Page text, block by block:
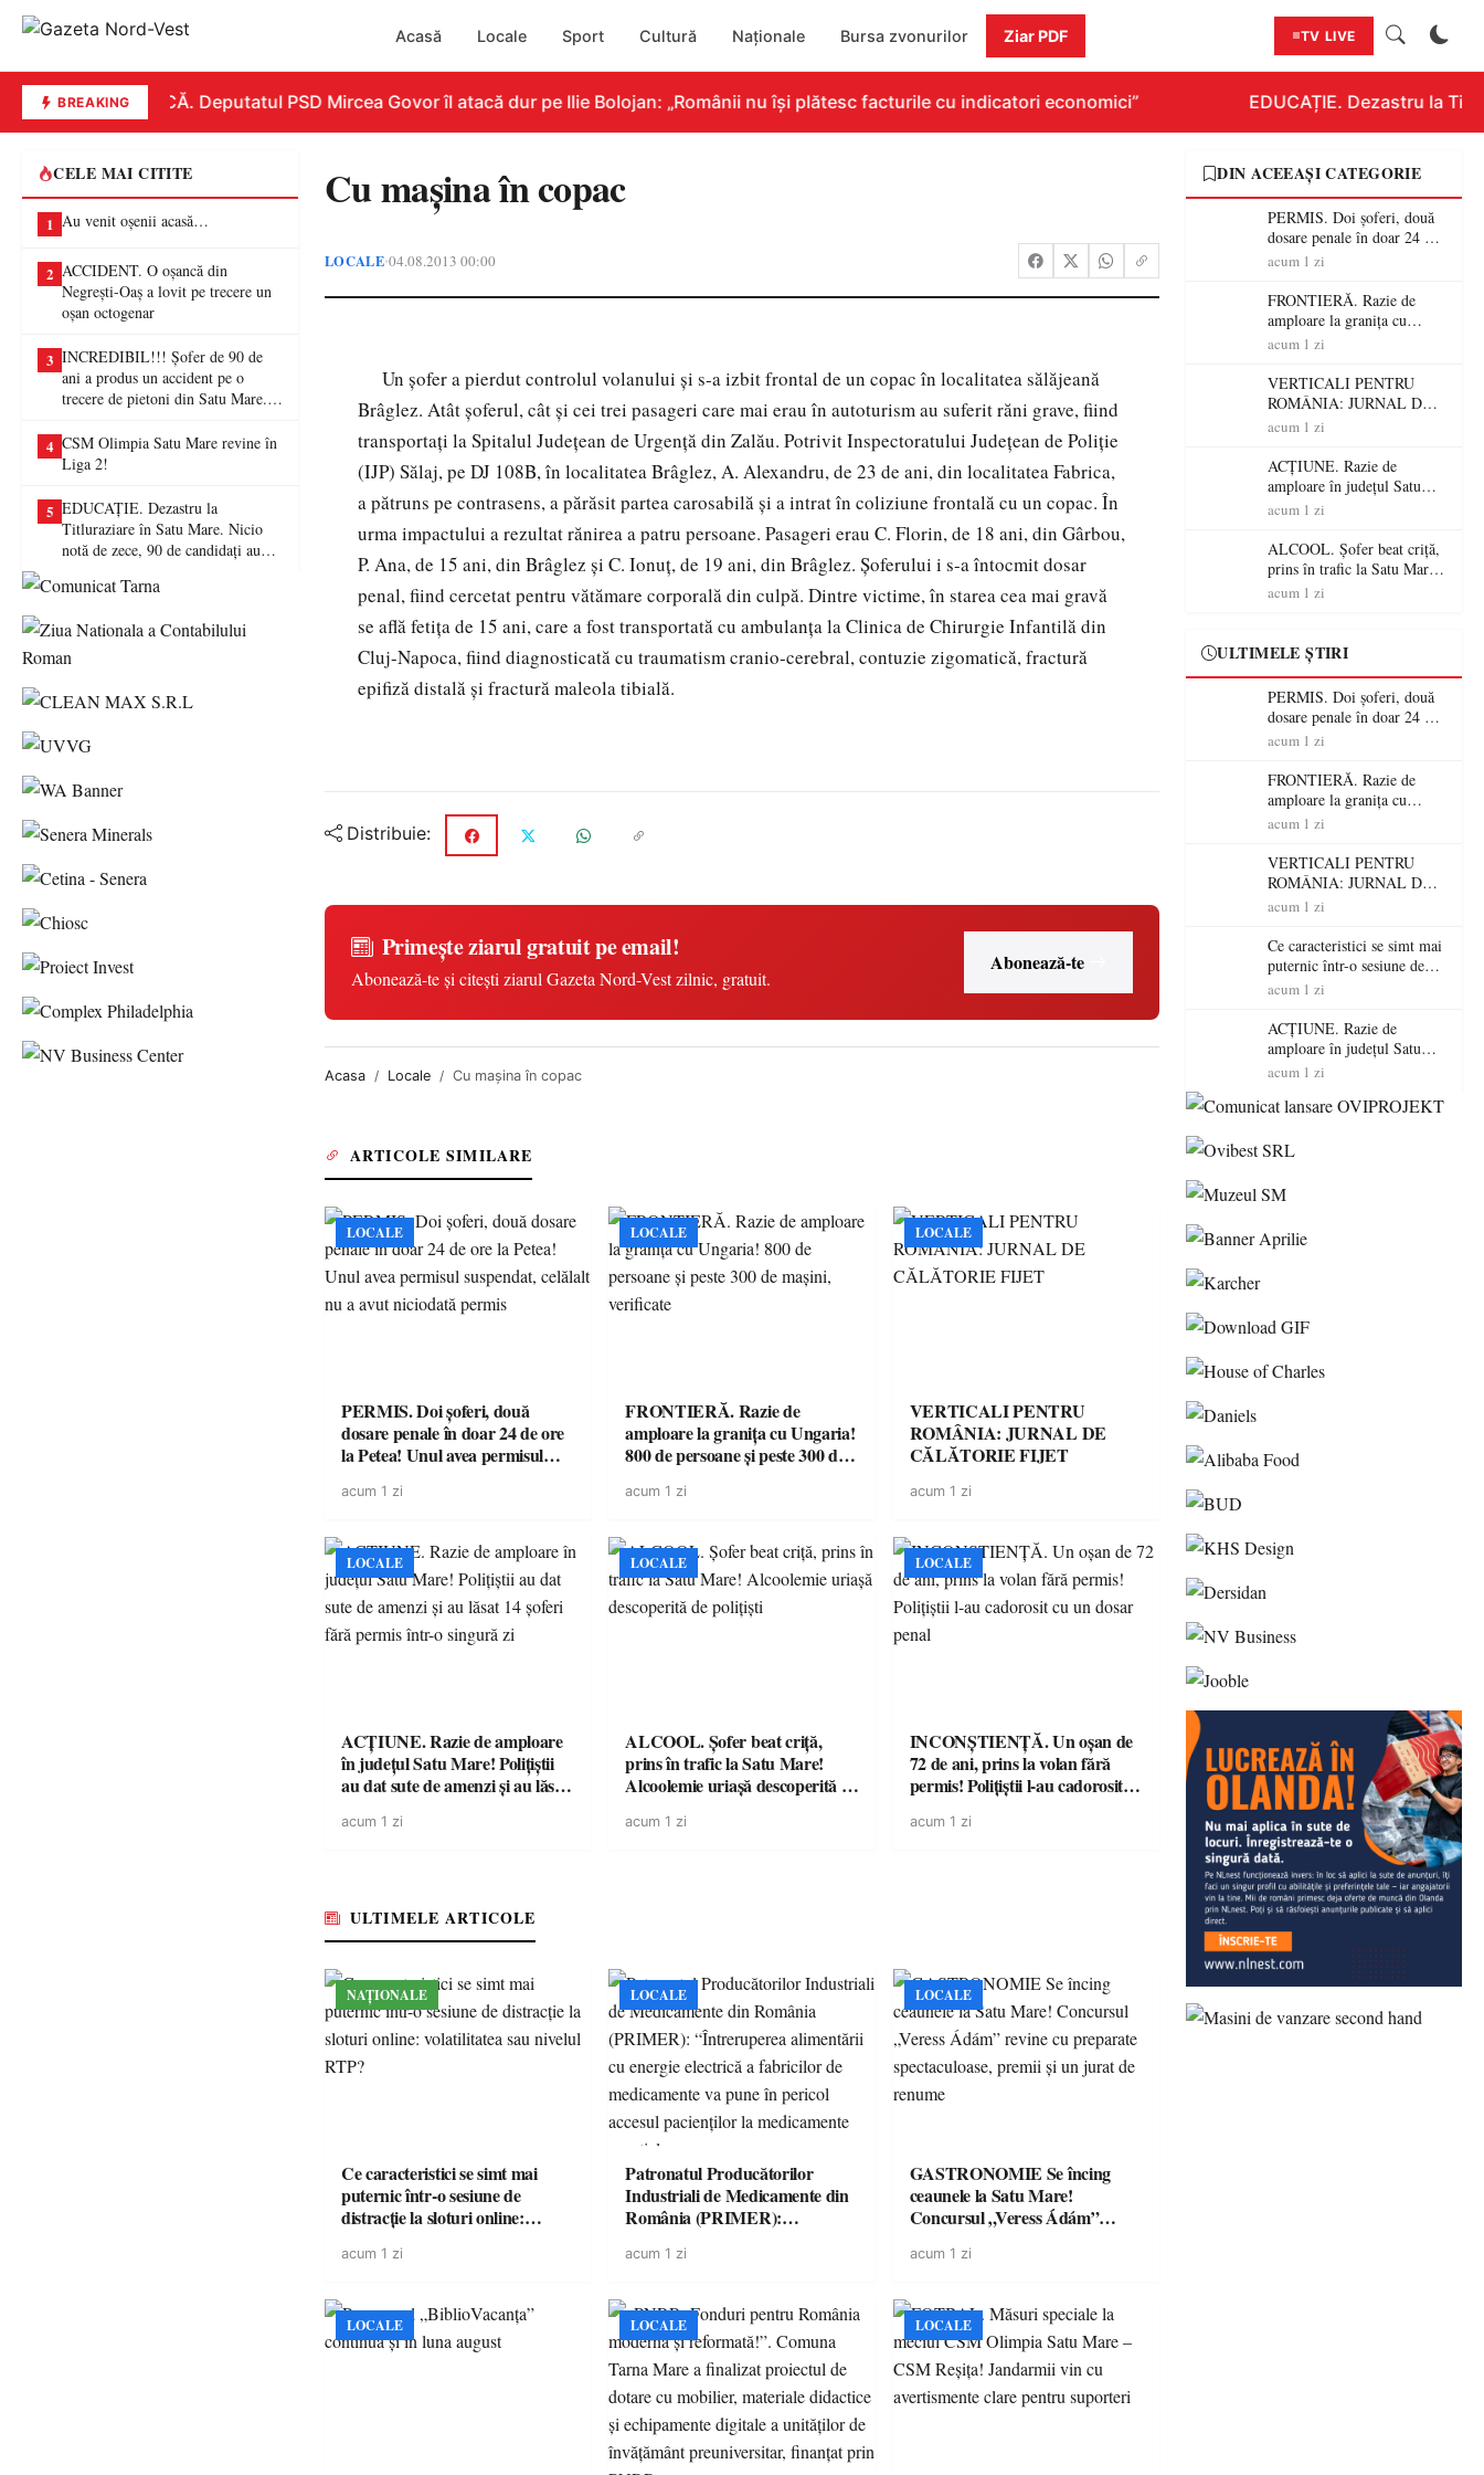
Acasă Locale Sport Cultură Naționale Bursa zvonurilor Ziar PDF TV LIVE
BREAKINGREPLICĂ. Deputatul PSD Mircea Govor îl atacă dur pe Ilie Bolojan: „Românii nu își plătesc facturile cu indicatori economici” EDUCAȚIE. Dezastru la
CELE MAI CITITE
1 Au venit oșenii acasă…
2 ACCIDENT. O oșancă din
Negrești-Oaș a lovit pe trecere un
oșan octogenar
3 INCREDIBIL!!! Șofer de 90 de
ani a produs un accident pe o
trecere de pietoni din Satu Mare. O
4 CSM Olimpia Satu Mare revine în
Liga 2!
5 EDUCAȚIE. Dezastru la
Titluraziare în Satu Mare. Nicio
notă de zece, 90 de candidați au
Cu mașina în copac
LOCALE•04.08.2013 00:00
Un șofer a pierdut controlul volanului și s-a izbit frontal de un copac în localitatea sălăjeană
Brâglez. Atât șoferul, cât și cei trei pasageri care mai erau în autoturism au suferit răni grave, fiind
transportați la Spitalul Județean de Urgență din Zalău. Potrivit Inspectoratului Județean de Poliție
(IJP) Sălaj, pe DJ 108B, în localitatea Brâglez, A. Alexandru, de 23 de ani, din localitatea Fabrica,
a pătruns pe contrasens, a părăsit partea carosabilă și a intrat în coliziune frontală cu un copac. În
urma impactului a rezultat rănirea a patru persoane. Pasageri erau C. Florin, de 18 ani, din Gârbou,
P. Ana, de 15 ani, din Brâglez și C. Ionuț, de 19 ani, din Brâglez. Șoferului i s-a întocmit dosar
penal, fiind cercetat pentru vătămare corporală din culpă. Dintre victime, în starea cea mai gravă
se află fetița de 15 ani, care a fost transportată cu ambulanța la Clinica de Chirurgie Infantilă din
Cluj-Napoca, fiind diagnosticată cu traumatism cranio-cerebral, contuzie zigomatică, fractură
epifiză distală și fractură maleola tibială.
Distribuie:
Primește ziarul gratuit pe email!
Abonează-te și citești ziarul Gazeta Nord-Vest zilnic, gratuit.
Abonează-te
Acasa Locale Cu mașina în copac
ARTICOLE SIMILARE
LOCALE
PERMIS. Doi șoferi, două
dosare penale în doar 24 de ore
la Petea! Unul avea permisul
niciodată permis
acum 1 zi
LOCALE
FRONTIERĂ. Razie de
amploare la granița cu Ungaria!
800 de persoane și peste 300 de
acum 1 zi
LOCALE
VERTICALI PENTRU
ROMÂNIA: JURNAL DE
CĂLĂTORIE FIJET
acum 1 zi
LOCALE
ACȚIUNE. Razie de amploare
în județul Satu Mare! Polițiștii
au dat sute de amenzi și au lăsat
singură zi
acum 1 zi
LOCALE
ALCOOL. Șofer beat criță,
prins în trafic la Satu Mare!
Alcoolemie uriașă descoperită de
acum 1 zi
LOCALE
INCONȘTIENȚĂ. Un oșan de
72 de ani, prins la volan fără
permis! Polițiștii l-au cadorosit
acum 1 zi
ULTIMELE ARTICOLE
NAȚIONALE
Ce caracteristici se simt mai
puternic într-o sesiune de
distracție la sloturi online:
acum 1 zi
LOCALE
Patronatul Producătorilor
Industriali de Medicamente din
România (PRIMER):
energie electrică a fabricilor de
accesul pacienților la
medicamente esențiale
acum 1 zi
LOCALE
GASTRONOMIE Se încing
ceaunele la Satu Mare!
Concursul „Veress Ádám”
spectaculoase, premii și un jurat
acum 1 zi
LOCALE LOCALE LOCALE
DIN ACEEAȘI CATEGORIE
PERMIS. Doi șoferi, două
dosare penale în doar 24 de
ore la Petea! Unul avea
nu a avut niciodată permis
acum 1 zi
FRONTIERĂ. Razie de
amploare la granița cu
Ungaria! 800 de persoane și
verificate
acum 1 zi
VERTICALI PENTRU
ROMÂNIA: JURNAL DE
CĂLĂTORIE FIJET
acum 1 zi
ACȚIUNE. Razie de
amploare în județul Satu
Mare! Polițiștii au dat sute
șoferi fără permis într-o
singură zi
acum 1 zi
ALCOOL. Șofer beat criță,
prins în trafic la Satu Mare!
Alcoolemie uriașă
acum 1 zi
ULTIMELE ȘTIRI
PERMIS. Doi șoferi, două
dosare penale în doar 24 de
ore la Petea! Unul avea
nu a avut niciodată permis
acum 1 zi
FRONTIERĂ. Razie de
amploare la granița cu
Ungaria! 800 de persoane și
verificate
acum 1 zi
VERTICALI PENTRU
ROMÂNIA: JURNAL DE
CĂLĂTORIE FIJET
acum 1 zi
Ce caracteristici se simt mai
puternic într-o sesiune de
distracție la sloturi online:
RTP?
acum 1 zi
ACȚIUNE. Razie de
amploare în județul Satu
Mare! Polițiștii au dat sute
șoferi fără permis într-o
acum 1 zi